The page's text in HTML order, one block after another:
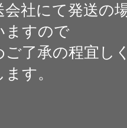
会社にて発送の
ますので
ご了承の程宜し
す。